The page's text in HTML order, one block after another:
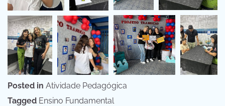
Posted in Atividade Pedagógica
Tagged Ensino Fundamental